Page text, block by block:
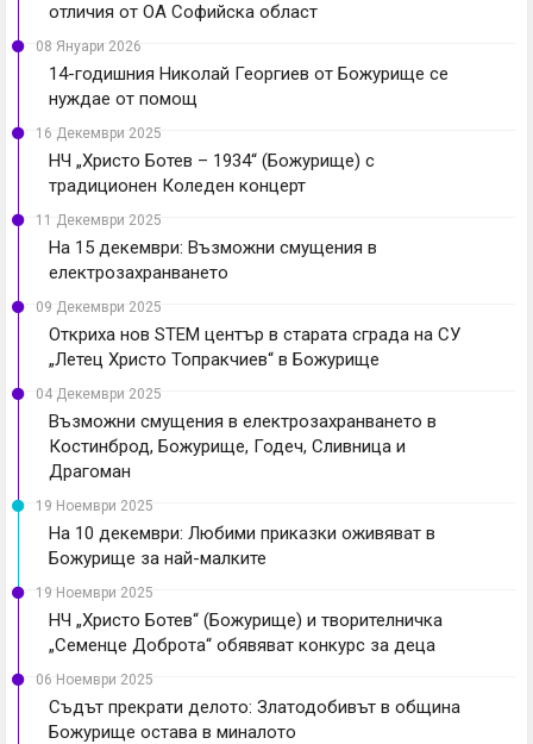
отличия от ОА Софийска област
08 Януари 2026
14-годишния Николай Георгиев от Божурище се
нуждае от помощ
16 Декември 2025
НЧ „Христо Ботев – 1934“ (Божурище) с
традиционен Коледен концерт
11 Декември 2025
На 15 декември: Възможни смущения в
електрозахранването
09 Декември 2025
Откриха нов STEM център в старата сграда на СУ
„Летец Христо Топракчиев“ в Божурище
04 Декември 2025
Възможни смущения в електрозахранването в
Костинброд, Божурище, Годеч, Сливница и
Драгоман
19 Ноември 2025
На 10 декември: Любими приказки оживяват в
Божурище за най-малките
19 Ноември 2025
НЧ „Христо Ботев“ (Божурище) и творителничка
„Семенце Доброта“ обявяват конкурс за деца
06 Ноември 2025
Съдът прекрати делото: Златодобивът в община
Божурище остава в миналото